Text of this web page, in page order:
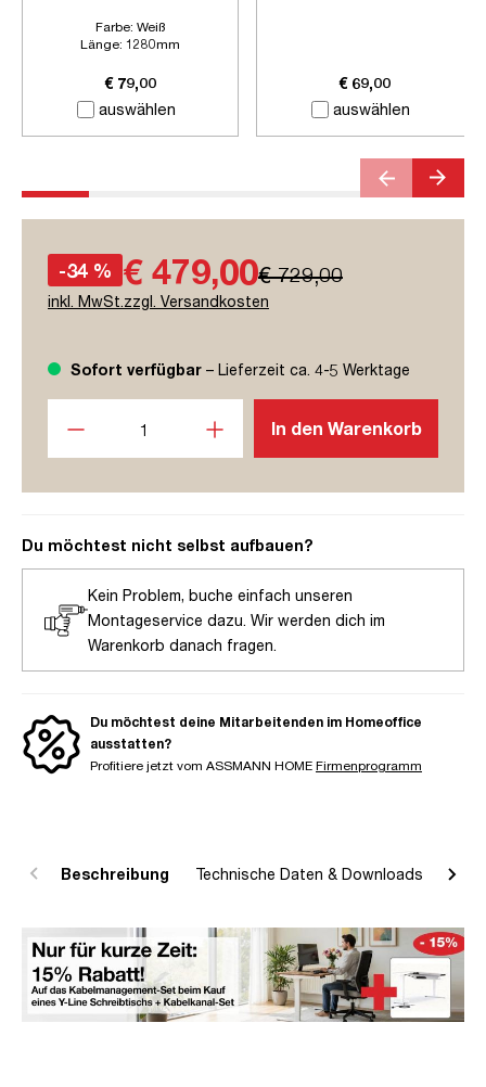
auswählen
Farbe: Weiß
Länge: 1280mm
€ 79,00
auswählen
€ 69,00
-34 % € 479,00€ 729,00
inkl. MwSt.zzgl. Versandkosten
Sofort verfügbar – Lieferzeit ca. 4-5 Werktage
In den Warenkorb
Du möchtest nicht selbst aufbauen?
Kein Problem, buche einfach unseren
Montageservice dazu. Wir werden dich im
Warenkorb danach fragen.
Du möchtest deine Mitarbeitenden im Homeoffice
ausstatten?
Profitiere jetzt vom ASSMANN HOME Firmenprogramm
Beschreibung Technische Daten & Downloads